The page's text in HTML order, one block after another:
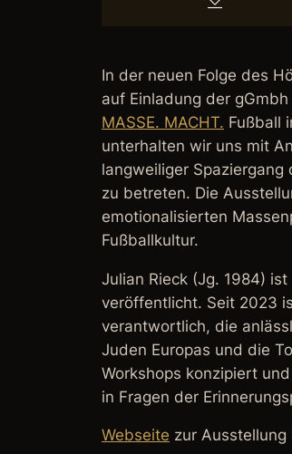
In der neuen Folge des
auf Einladung der gGmbh
MASSE. MACHT. Fußball
unterhalten wir uns mit
langweiliger
zu betreten. Die
emotionalisierten
Fußballkultur.
Julian Rieck (Jg. 1984)
veröffentlicht. Seit 2023
verantwortlich, die
Juden Europas und die
Workshops konzipiert
in Fragen der
Webseite zur Ausstellung